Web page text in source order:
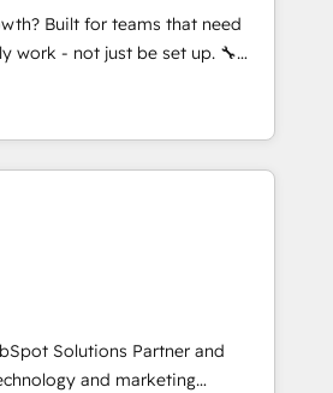
have worked with incredible
some of them on our website,
Built for teams that need
work - not just be set up. 🔧
migrations,
built for adoption. ⚡ Highly
ERP, EMR and Custom
builds delivered in weeks, not
agents; process optimization
secure data
Services: compliant
reporting ⚖️ Legal: client
document workflows 🛒 E-
Solutions Partner and
and marketing